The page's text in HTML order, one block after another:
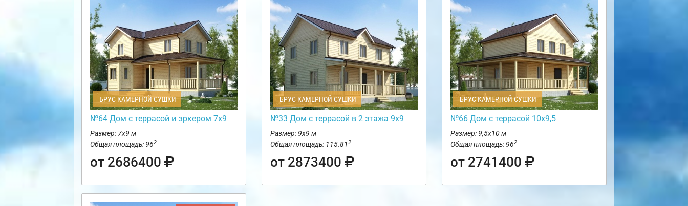
БРУС КАМЕРНОЙ СУШКИ
№64 Дом с террасой и эркером 7х9
Размер: 7х9 м
Общая площадь: 962
от 2686400
БРУС КАМЕРНОЙ СУШКИ
№33 Дом с террасой в 2 этажа 9х9
Размер: 9х9 м
Общая площадь: 115.812
от 2873400
БРУС КАМЕРНОЙ СУШКИ
№66 Дом с террасой 10х9,5
Размер: 9,5х10 м
Общая площадь: 962
от 2741400